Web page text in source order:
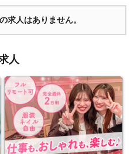
求人はありません。
人